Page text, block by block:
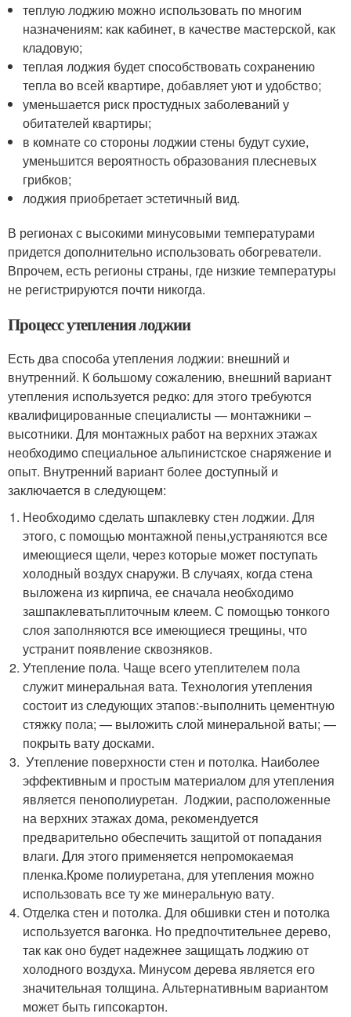
теплую лоджию можно использовать по многим
назначениям: как кабинет, в качестве мастерской, как
кладовую;
теплая лоджия будет способствовать сохранению
тепла во всей квартире, добавляет уют и удобство;
уменьшается риск простудных заболеваний у
обитателей квартиры;
в комнате со стороны лоджии стены будут сухие,
уменьшится вероятность образования плесневых
грибков;
лоджия приобретает эстетичный вид.
В регионах с высокими минусовыми температурами
придется дополнительно использовать обогреватели.
Впрочем, есть регионы страны, где низкие температуры
не регистрируются почти никогда.
Процесс утепления лоджии
Есть два способа утепления лоджии: внешний и
внутренний. К большому сожалению, внешний вариант
утепления используется редко: для этого требуются
квалифицированные специалисты — монтажники –
высотники. Для монтажных работ на верхних этажах
необходимо специальное альпинистское снаряжение и
опыт. Внутренний вариант более доступный и
заключается в следующем:
Необходимо сделать шпаклевку стен лоджии. Для
этого, с помощью монтажной пены,устраняются все
имеющиеся щели, через которые может поступать
холодный воздух снаружи. В случаях, когда стена
выложена из кирпича, ее сначала необходимо
зашпаклеватьплиточным клеем. С помощью тонкого
слоя заполняются все имеющиеся трещины, что
устранит появление сквозняков.
Утепление пола. Чаще всего утеплителем пола
служит минеральная вата. Технология утепления
состоит из следующих этапов:-выполнить цементную
стяжку пола; — выложить слой минеральной ваты; —
покрыть вату досками.
Утепление поверхности стен и потолка. Наиболее
эффективным и простым материалом для утепления
является пенополиуретан. Лоджии, расположенные
на верхних этажах дома, рекомендуется
предварительно обеспечить защитой от попадания
влаги. Для этого применяется непромокаемая
пленка.Кроме полиуретана, для утепления можно
использовать все ту же минеральную вату.
Отделка стен и потолка. Для обшивки стен и потолка
используется вагонка. Но предпочтительнее дерево,
так как оно будет надежнее защищать лоджию от
холодного воздуха. Минусом дерева является его
значительная толщина. Альтернативным вариантом
может быть гипсокартон.